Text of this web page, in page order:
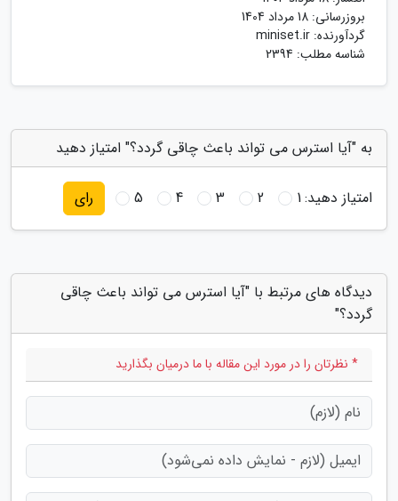
بروزرسانی: 18 مرداد 1404
گردآورنده: miniset.ir
شناسه مطلب: 2394
به "آیا استرس می تواند باعث چاقی گردد؟" امتیاز دهید
امتیاز دهید:1
2
3
4
5 رای
دیدگاه های مرتبط با "آیا استرس می تواند باعث چاقی
گردد؟"
* نظرتان را در مورد این مقاله با ما درمیان بگذارید